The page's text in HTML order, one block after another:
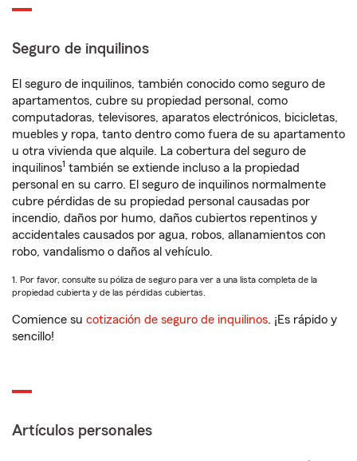
Seguro de inquilinos
El seguro de inquilinos, también conocido como seguro de
apartamentos, cubre su propiedad personal, como
computadoras, televisores, aparatos electrónicos, bicicletas,
muebles y ropa, tanto dentro como fuera de su apartamento
u otra vivienda que alquile. La cobertura del seguro de
inquilinos1 también se extiende incluso a la propiedad
personal en su carro. El seguro de inquilinos normalmente
cubre pérdidas de su propiedad personal causadas por
incendio, daños por humo, daños cubiertos repentinos y
accidentales causados por agua, robos, allanamientos con
robo, vandalismo o daños al vehículo.
1. Por favor, consulte su póliza de seguro para ver a una lista completa de la
propiedad cubierta y de las pérdidas cubiertas.
Comience su cotización de seguro de inquilinos. ¡Es rápido y
sencillo!
Artículos personales